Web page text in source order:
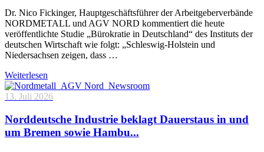
Dr. Nico Fickinger, Hauptgeschäftsführer der Arbeitgeberverbände
NORDMETALL und AGV NORD kommentiert die heute
veröffentlichte Studie „Bürokratie in Deutschland“ des Instituts der
deutschen Wirtschaft wie folgt: „Schleswig-Holstein und
Niedersachsen zeigen, dass …
Weiterlesen
13. Juli 2026
Norddeutsche Industrie beklagt Dauerstaus in und
um Bremen sowie Hambu...